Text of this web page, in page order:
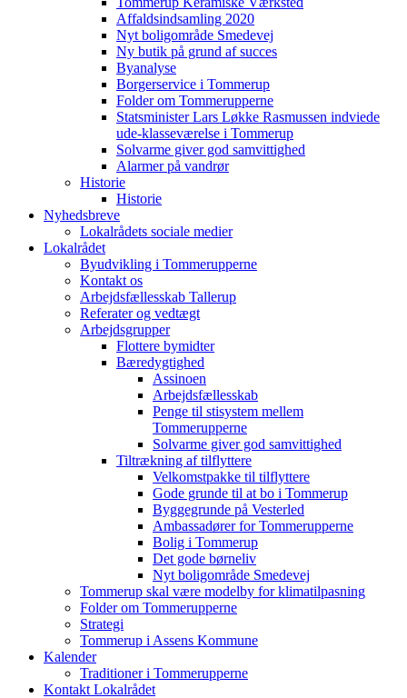
Affaldsindsamling 2020
Nyt boligområde Smedevej
Ny butik på grund af succes
Byanalyse
Borgerservice i Tommerup
Folder om Tommerupperne
Statsminister Lars Løkke Rasmussen indviede
ude-klasseværelse i Tommerup
Solvarme giver god samvittighed
Alarmer på vandrør
Historie
Historie
Nyhedsbreve
Lokalrådets sociale medier
Lokalrådet
Byudvikling i Tommerupperne
Kontakt os
Arbejdsfællesskab Tallerup
Referater og vedtægt
Arbejdsgrupper
Flottere bymidter
Bæredygtighed
Assinoen
Arbejdsfællesskab
Penge til stisystem mellem
Tommerupperne
Solvarme giver god samvittighed
Tiltrækning af tilflyttere
Velkomstpakke til tilflyttere
Gode grunde til at bo i Tommerup
Byggegrunde på Vesterled
Ambassadører for Tommerupperne
Bolig i Tommerup
Det gode børneliv
Nyt boligområde Smedevej
Tommerup skal være modelby for klimatilpasning
Folder om Tommerupperne
Strategi
Tommerup i Assens Kommune
Kalender
Traditioner i Tommerupperne
Kontakt Lokalrådet